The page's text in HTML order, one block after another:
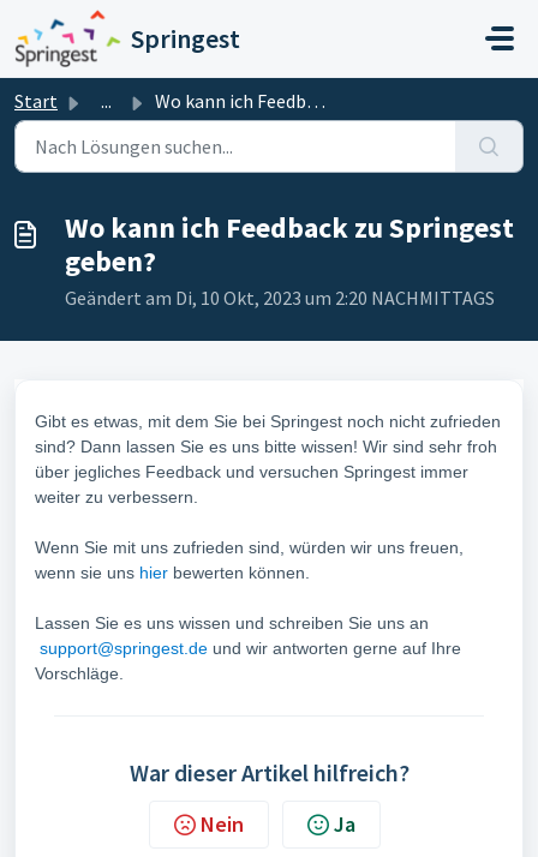
Zum hauptsächlichen Inhalt gehen
Springest
Start ... Wo kann ich Feedback zu Springest geben?
Wo kann ich Feedback zu Springest
geben?
Geändert am Di, 10 Okt, 2023 um 2:20 NACHMITTAGS
Gibt es etwas, mit dem Sie bei Springest noch nicht zufrieden
sind? Dann lassen Sie es uns bitte wissen! Wir sind sehr froh
über jegliches Feedback und versuchen Springest immer
weiter zu verbessern.
Wenn Sie mit uns zufrieden sind, würden wir uns freuen,
wenn sie uns hier bewerten können.
Lassen Sie es uns wissen und schreiben Sie uns an
support@springest.de und wir antworten gerne auf Ihre
Vorschläge.
War dieser Artikel hilfreich?
Nein Ja